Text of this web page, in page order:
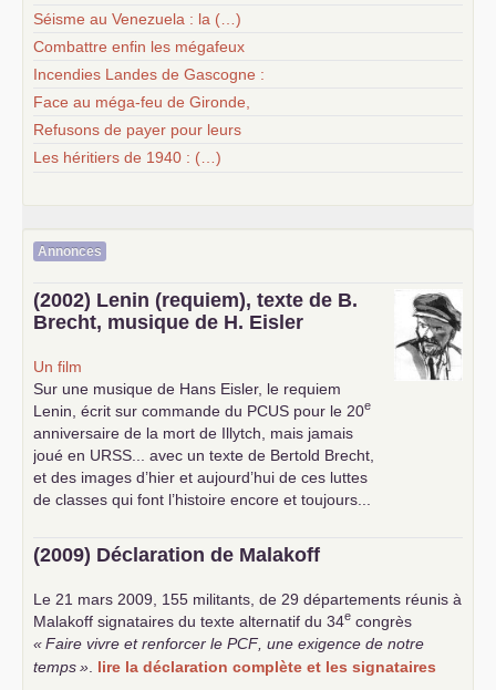
Séisme au Venezuela : la (…)
Combattre enfin les mégafeux
Incendies Landes de Gascogne :
Face au méga-feu de Gironde,
Refusons de payer pour leurs
Les héritiers de 1940 : (…)
Annonces
(2002) Lenin (requiem), texte de B.
Brecht, musique de H. Eisler
Un film
Sur une musique de Hans Eisler, le requiem
Lenin, écrit sur commande du PCUS pour le 20e
anniversaire de la mort de Illytch, mais jamais
joué en URSS ... avec un texte de Bertold Brecht,
et des images d’hier et aujourd’hui de ces luttes
de classes qui font l’histoire encore et toujours...
(2009) Déclaration de Malakoff
Le 21 mars 2009, 155 militants, de 29 départements réunis à
Malakoff signataires du texte alternatif du 34e congrès
«Faire vivre et renforcer le PCF , une exigence de notre
temps» lire la déclaration complète et les signataires